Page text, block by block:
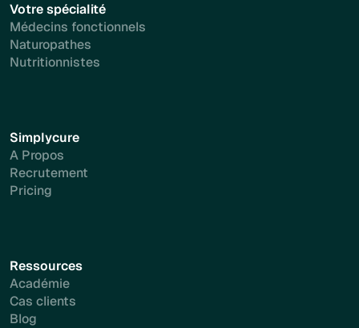
Votre spécialité
Médecins fonctionnels
Naturopathes
Nutritionnistes
Simplycure
A Propos
Recrutement
Pricing
Ressources
Académie
Cas clients
Blog